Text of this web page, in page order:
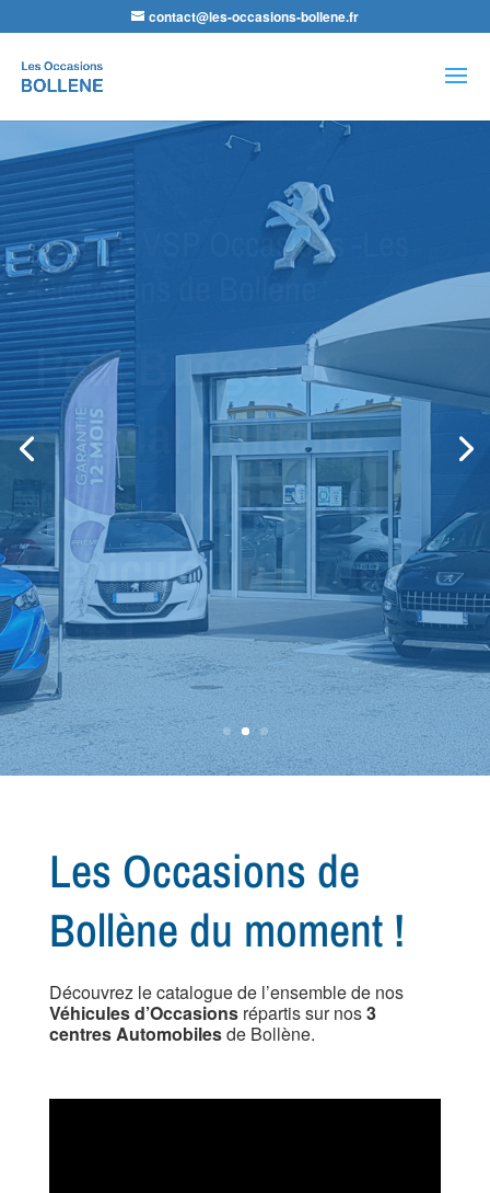
contact@les-occasions-bollene.fr
de
produits
Agence GPP Peugeot -Les
Occasions de Bollène
Nous avons le
véhicule que vous
cherchez...
Les Occasions de
Bollène du moment !
Découvrez le catalogue de l’ensemble de nos
Véhicules d’Occasionsrépartis sur nos3
centres Automobilesde Bollène.